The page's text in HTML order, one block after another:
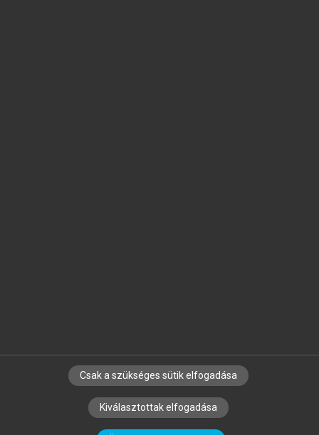
SZERZŐKNEK CÉGEKNEK KÖNYVTÁROSOKNAK
SZERKESZTÉSI ÉS LEKTORÁLÁSI ALAPELVEK
Csak a szükséges sütik elfogadása
Kiválasztottak elfogadása